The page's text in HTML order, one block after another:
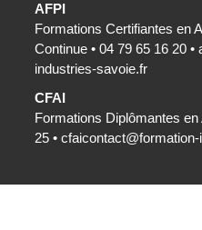
AFPI
Formations Certifiantes en
Continue • 04 79 65 16 20 •
industries-savoie.fr
CFAI
Formations Diplômantes
25 •